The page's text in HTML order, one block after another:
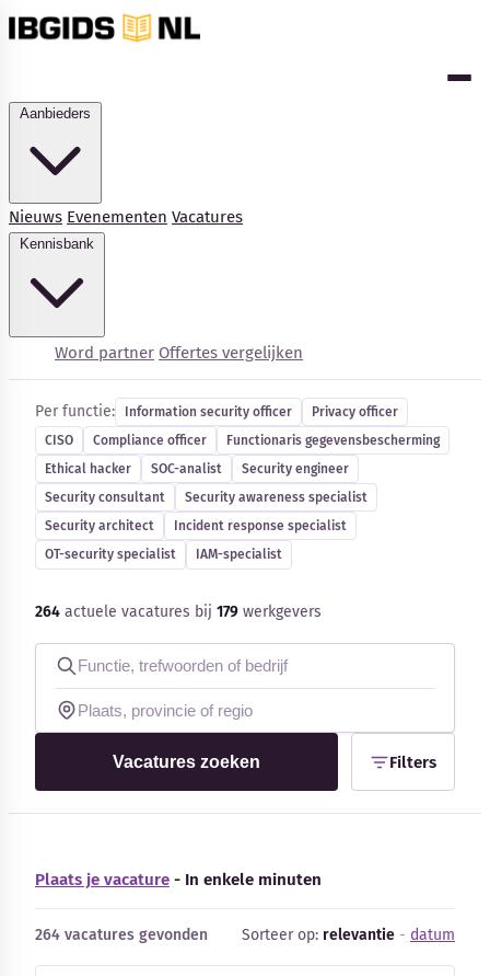
Nieuws Evenementen Vacatures
Word partner Offertes vergelijken
Kennisbank
Blog
Bedrijfsupdates
Externe bronnen
Cybersecurity-vacatures
Per functie: Information security officer
Privacy officer
CISO
Compliance officer
Functionaris gegevensbescherming
Ethical hacker
SOC-analist
Security engineer
Security consultant
Security awareness specialist
Security architect
Incident response specialist
OT-security specialist
IAM-specialist
264 actuele vacatures bij 179 werkgevers
Vacatures zoeken Filters
Plaats je vacature - In enkele minuten
264 vacatures gevonden Sorteer op: relevantie - datum